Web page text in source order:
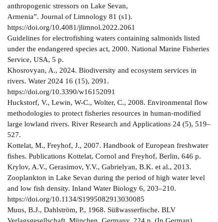
anthropogenic stressors on Lake Sevan,
Armenia”. Journal of Limnology 81 (s1).
https://doi.org/10.4081/jlimnol.2022.2061
Guidelines for electrofishing waters containing salmonids listed
under the endangered species act, 2000. National Marine Fisheries
Service, USA, 5 p.
Khosrovyan, A., 2024. Biodiversity and ecosystem services in
rivers. Water 2024 16 (15), 2091.
https://doi.org/10.3390/w16152091
Huckstorf, V., Lewin, W-C., Wolter, C., 2008. Environmental flow
methodologies to protect fisheries resources in human-modified
large lowland rivers. River Research and Applications 24 (5), 519–
527.
Kottelat, M., Freyhof, J., 2007. Handbook of European freshwater
fishes. Publications Kottelat, Cornol and Freyhof, Berlin, 646 p.
Krylov, A.V., Gerasimov, Y.V., Gabrielyan, B.K. et al., 2013.
Zooplankton in Lake Sevan during the period of high water level
and low fish density. Inland Water Biology 6, 203–210.
https://doi.org/10.1134/S1995082913030085
Muus, B.J., Dahlström, P., 1968. Süßwasserfische. BLV